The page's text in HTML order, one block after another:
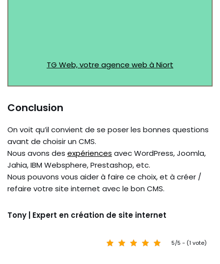
TG Web, votre agence web à Niort
Conclusion
On voit qu’il convient de se poser les bonnes questions
avant de choisir un CMS.
Nous avons des expériences avec WordPress, Joomla,
Jahia, IBM Websphere, Prestashop, etc.
Nous pouvons vous aider à faire ce choix, et à créer /
refaire votre site internet avec le bon CMS.
Tony | Expert en création de site internet
5/5 - (1 vote)